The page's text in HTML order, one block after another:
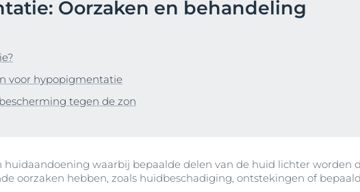
huid
producten
Ouder wordende huid
4.599 beoordelingen
Koop nu
Bekijk alle producten
Oorzaken en behandeling
voor hypopigmentatie
tegen de zon
huidaandoening waarbij bepaalde delen van de huid lichter worden
oorzaken hebben, zoals huidbeschadiging, ontstekingen of